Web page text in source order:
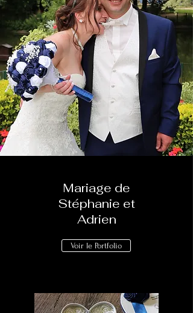
Mariage de
Stéphanie et
Adrien
Voir le Portfolio